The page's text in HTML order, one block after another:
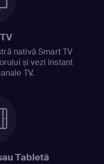
nativă Smart TV
și vezi instant
TV.
Tabletă